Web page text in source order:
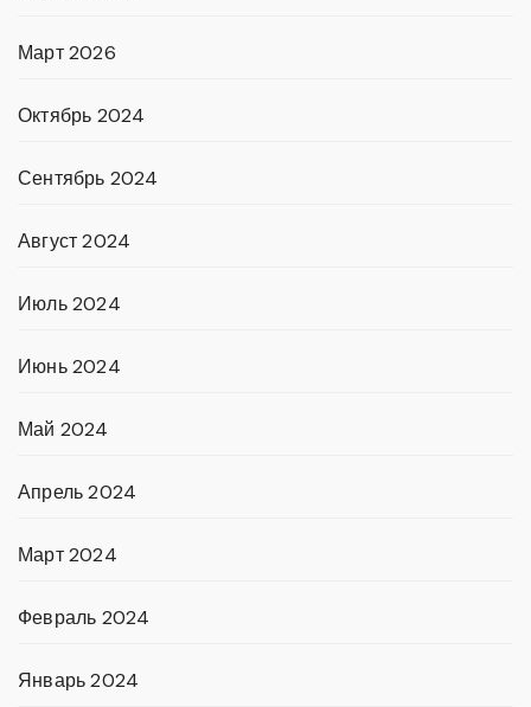
Март 2026
Октябрь 2024
Сентябрь 2024
Август 2024
Июль 2024
Июнь 2024
Май 2024
Апрель 2024
Март 2024
Февраль 2024
Январь 2024